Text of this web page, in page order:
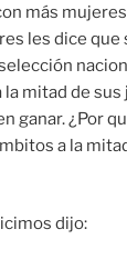
más
les dice que
mitad de sus
ganar. ¿Por
a la
dijo: